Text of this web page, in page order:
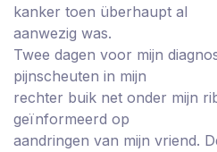
kanker toen überhaupt al
aanwezig was.
Twee dagen voor mijn
pijnscheuten in mijn
rechter buik net onder mijn
geïnformeerd op
aandringen van mijn vriend.